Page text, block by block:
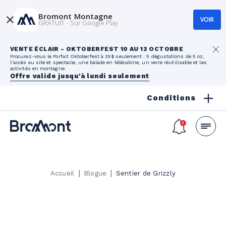
VENTE ÉCLAIR - OKTOBERFEST 10 AU 12 OCTOBRE
Procurez-vous le Forfait Oktoberfest à 35$ seulement : 5 dégustations de 5 oz,
l’accès au site et spectacle, une balade en télécabine, un verre réutilisable et les
activités en montagne.
Offre valide jusqu'à lundi seulement
Conditions
Accueil | Blogue | Sentier de Grizzly
Bromont Montagne
GRATUIT - Sur Google Play VOIR